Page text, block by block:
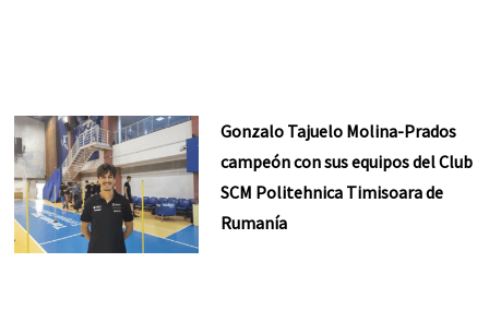
Gonzalo Tajuelo Molina-Prados
campeón con sus equipos del Club
SCM Politehnica Timisoara de
Rumanía